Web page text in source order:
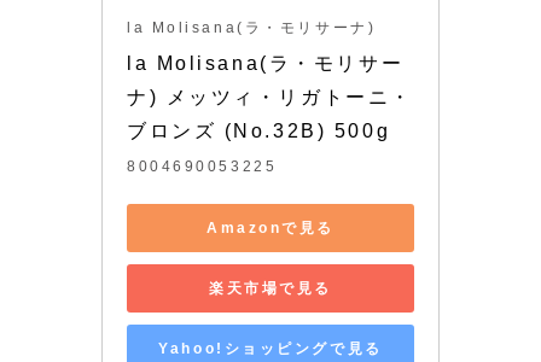
la Molisana(ラ・モリサーナ)
la Molisana(ラ・モリサー
ナ) メッツィ・リガトーニ・
ブロンズ (No.32B) 500g
8004690053225
Amazonで見る
楽天市場で見る
Yahoo!ショッピングで見る